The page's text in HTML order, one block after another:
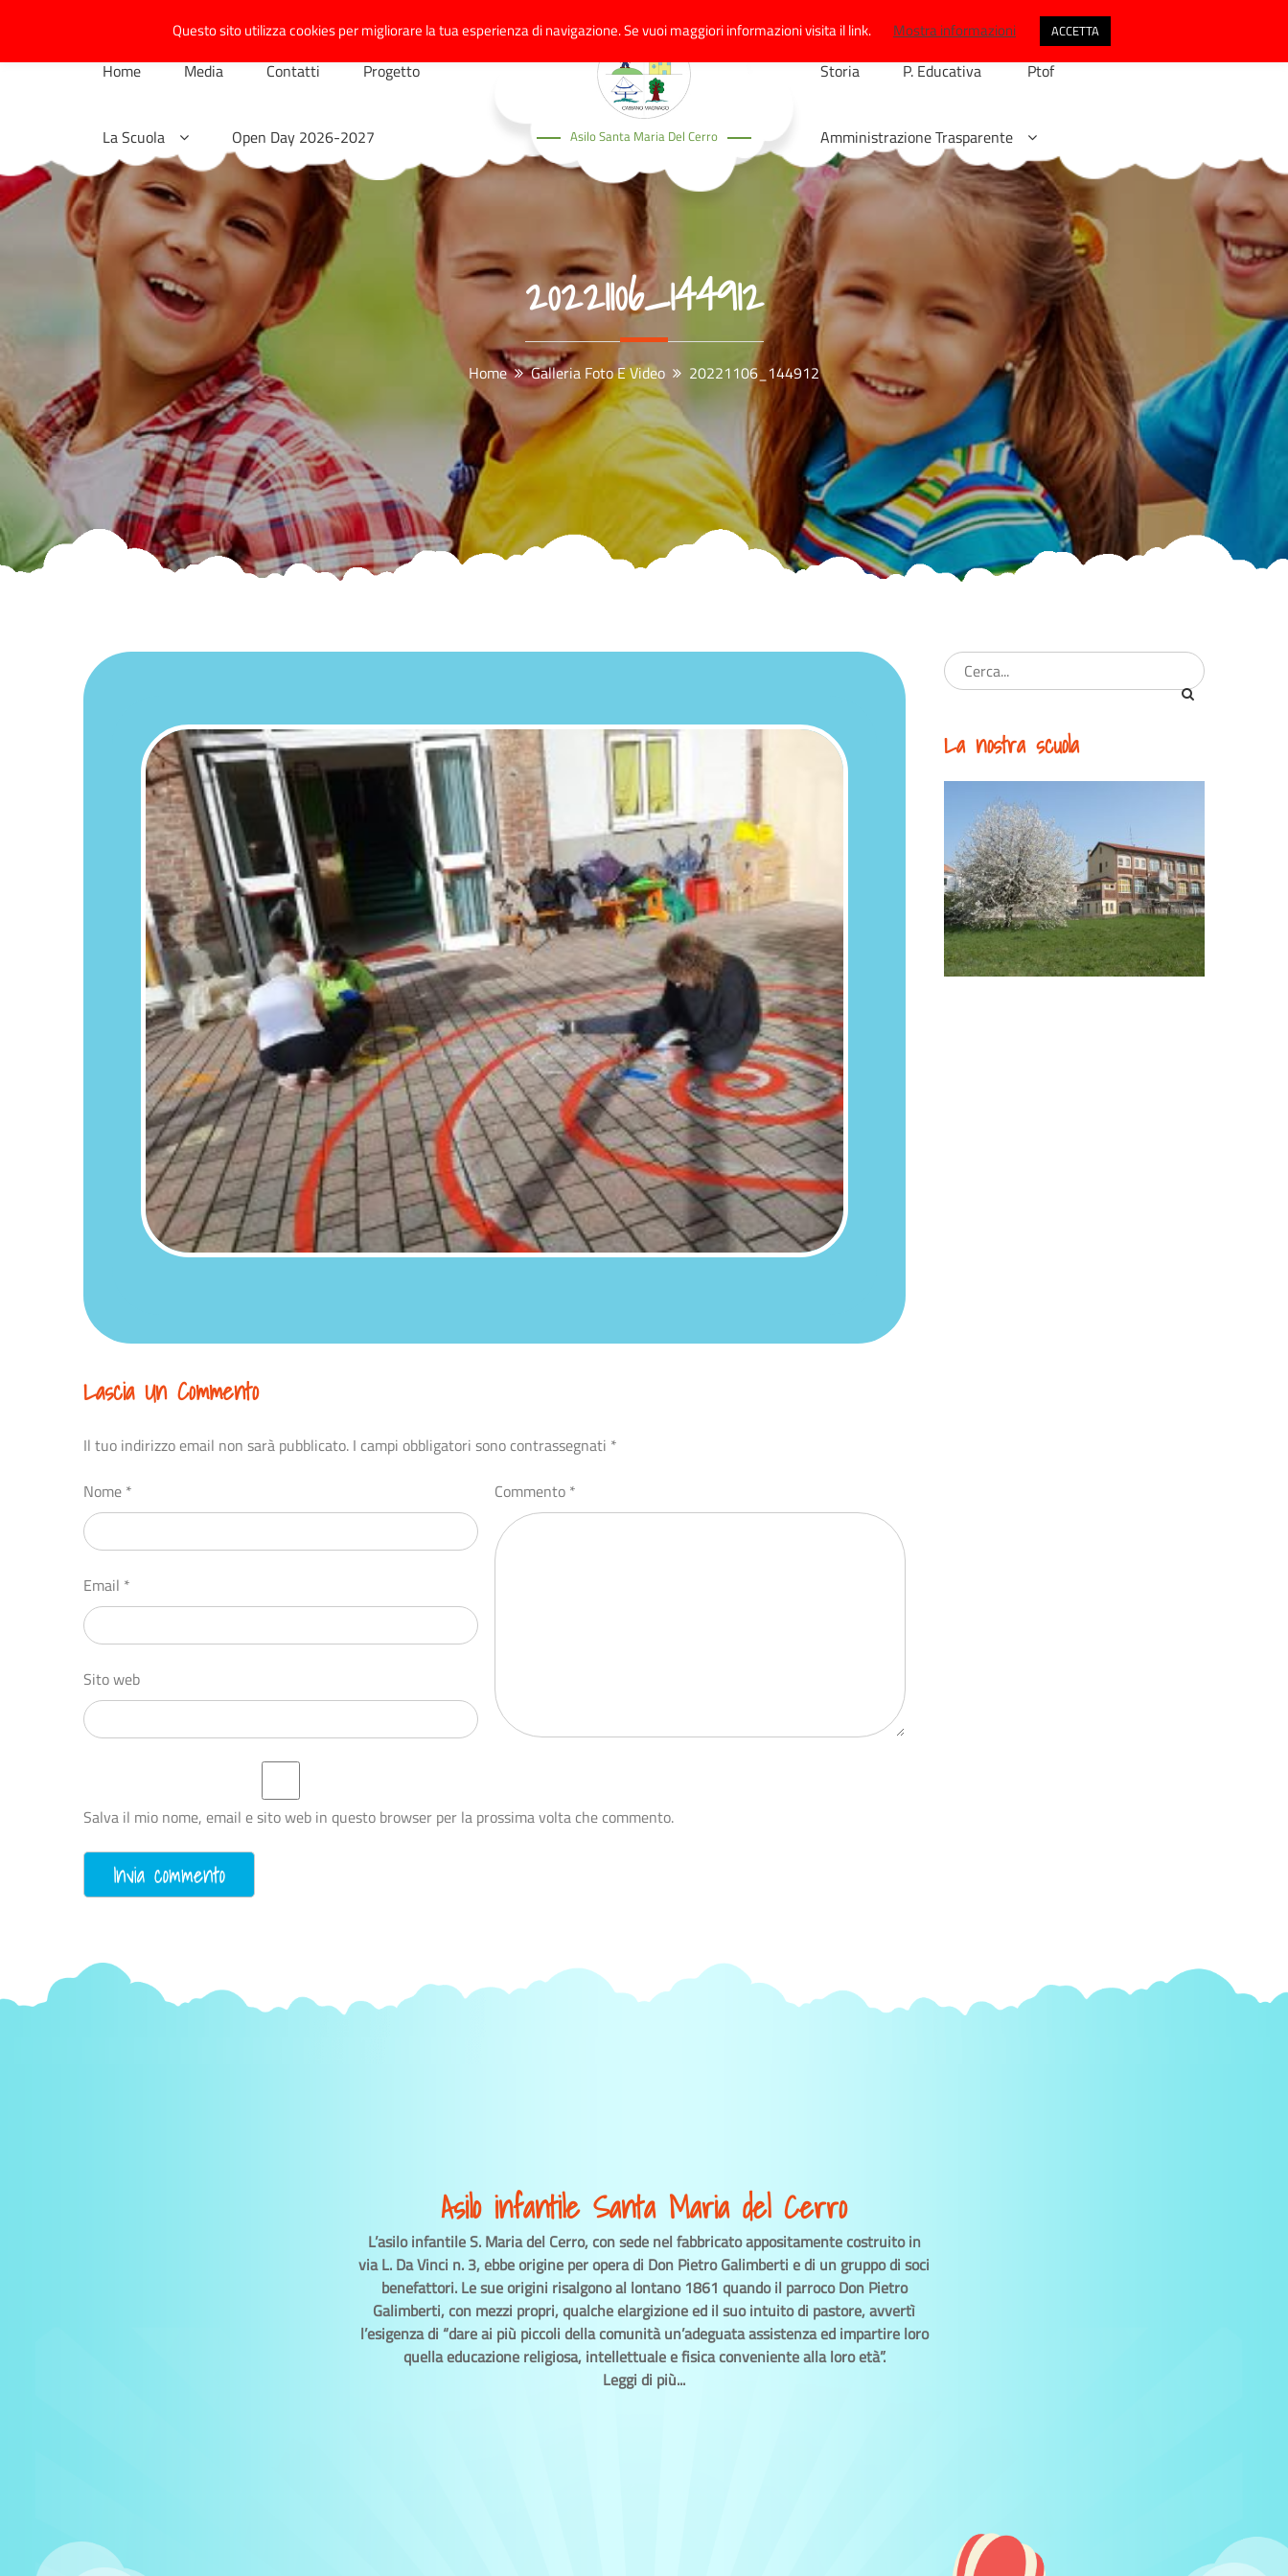
content
Home Media Contatti Progetto
La Scuola Open Day 2026-2027 Asilo Santa Maria Del Cerro
Storia P. Educativa Ptof
Amministrazione Trasparente
20221106_144912
Home Galleria Foto E Video 20221106_144912
Lascia Un Commento
Il tuo indirizzo email non sarà pubblicato. I campi obbligatori sono contrassegnati *
Commento *
Nome *
Email *
Sito web
Salva il mio nome, email e sito web in questo browser per la prossima volta che commento.
La nostra scuola
Asilo infantile Santa Maria del Cerro
L’asilo infantile S. Maria del Cerro, con sede nel fabbricato appositamente costruito in
via L. Da Vinci n. 3, ebbe origine per opera di Don Pietro Galimberti e di un gruppo di soci
benefattori. Le sue origini risalgono al lontano 1861 quando il parroco Don Pietro
Galimberti, con mezzi propri, qualche elargizione ed il suo intuito di pastore, avvertì
l’esigenza di “dare ai più piccoli della comunità un’adeguata assistenza ed impartire loro
quella educazione religiosa, intellettuale e fisica conveniente alla loro età”.
Leggi di più...
Questo sito utilizza cookies per migliorare la tua esperienza di navigazione. Se vuoi maggiori informazioni visita il link. Mostra informazioni ACCETTA